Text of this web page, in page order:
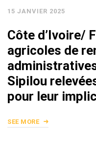
15 JANVIER 2025
Côte d’Ivoire/
agricoles de
Sipilou
pour leur
SEE MORE